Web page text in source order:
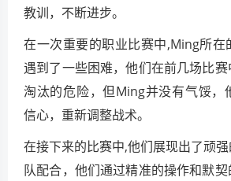
教训，不断进步。
在一次重要的职业比赛中,Ming所在
遇到了一些困难，他们在前几场比
淘汰的危险，但Ming并没有气馁，
信心，重新调整战术。
在接下来的比赛中,他们展现出了顽
队配合，他们通过精准的操作和默